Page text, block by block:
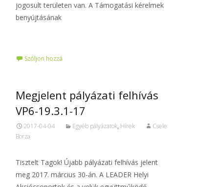
jogosult területen van. A Támogatási kérelmek
benyújtásának
Szóljon hozzá
Megjelent pályázati felhívás
VP6-19.3.1-17
2017-04-04 Egyéb pályázatok, Hírek
Csele
Borza
Tisztelt Tagok! Újabb pályázati felhívás jelent
meg 2017. március 30-án. A LEADER Helyi